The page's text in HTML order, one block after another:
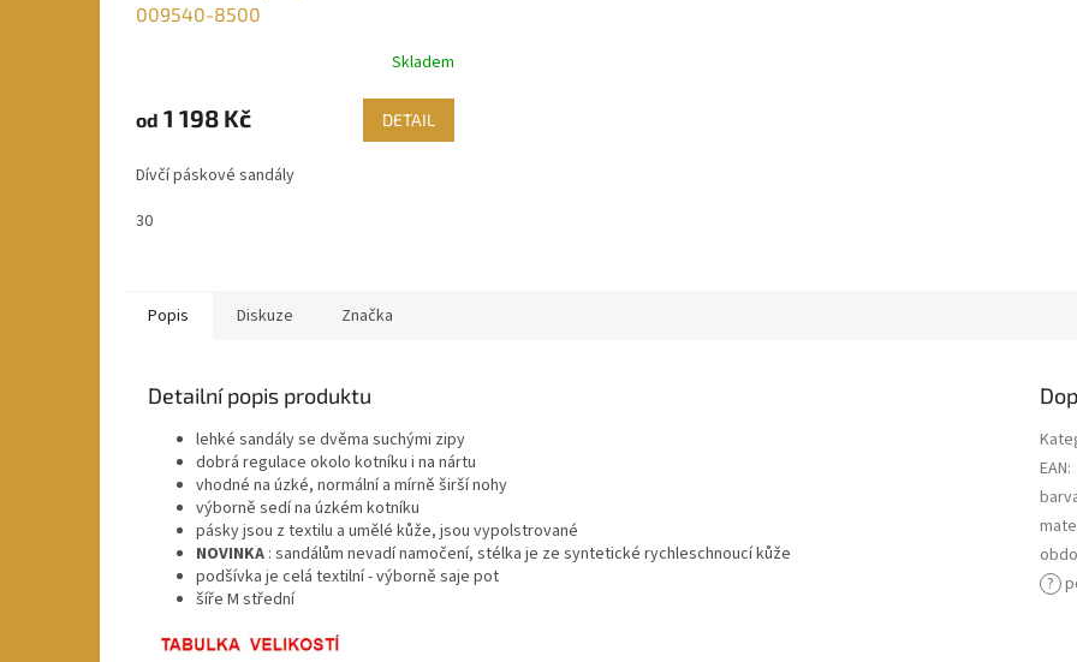
009540-8500
Skladem
od 1 198 Kč DETAIL
Dívčí páskové sandály
30
Popis Diskuze Značka
Detailní popis produktu
lehké sandály se dvěma suchými zipy
dobrá regulace okolo kotníku i na nártu
vhodné na úzké, normální a mírně širší nohy
výborně sedí na úzkém kotníku
pásky jsou z textilu a umělé kůže, jsou vypolstrované
NOVINKA : sandálům nevadí namočení, stélka je ze syntetické rychleschnoucí kůže
podšívka je celá textilní - výborně saje pot
šíře M střední
EAN:
?